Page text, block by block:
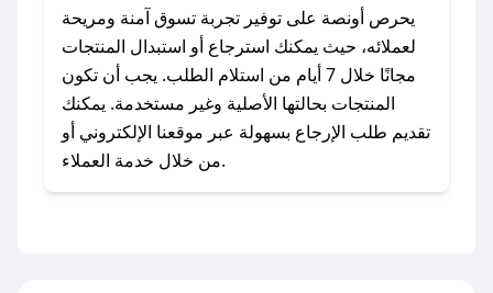
### كيف تحصل على كوبونات خصم حصرية من
أونصة؟
للحصول على كوبونات وخصومات حصرية، قم بما
يلي:
- اضغط على أيقونة متابعة لمتجر أونصة في تطبيق
صحصح.
يحرص أونصة على توفير تجربة تسوق آمنة ومريحة
لعملائه، حيث يمكنك استرجاع أو استبدال المنتجات
مجانًا خلال 7 أيام من استلام الطلب. يجب أن تكون
المنتجات بحالتها الأصلية وغير مستخدمة. يمكنك
تقديم طلب الإرجاع بسهولة عبر موقعنا الإلكتروني أو
من خلال خدمة العملاء.